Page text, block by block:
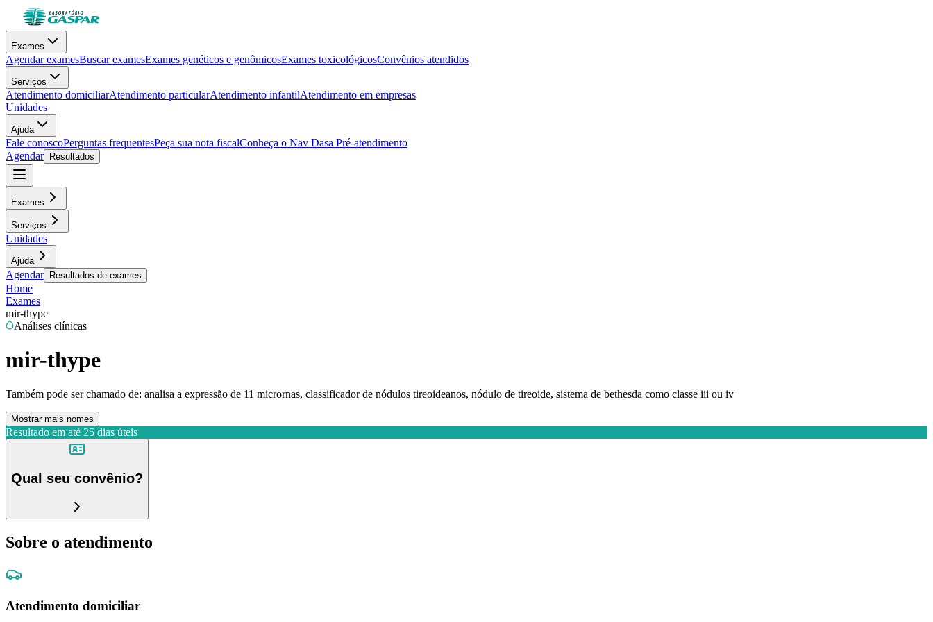
Exames
Agendar examesBuscar examesExames genéticos e genômicosExames toxicológicosConvênios atendidos
Serviços
Atendimento domiciliarAtendimento particularAtendimento infantilAtendimento em empresas
Unidades
Ajuda
Fale conoscoPerguntas frequentesPeça sua nota fiscalConheça o Nav Dasa Pré-atendimento
Agendar
Resultados
Exames
Serviços
Unidades
Ajuda
Agendar Resultados de exames
Home
Exames
mir-thype
Análises clínicas
mir-thype
Também pode ser chamado de: analisa a expressão de 11 micrornas, classificador de nódulos tireoideanos, nódulo de tireoide, sistema de bethesda como classe iii ou iv
Mostrar mais nomes
Resultado em até 25 dias úteis
Qual seu convênio?
Sobre o atendimento
Atendimento domiciliar